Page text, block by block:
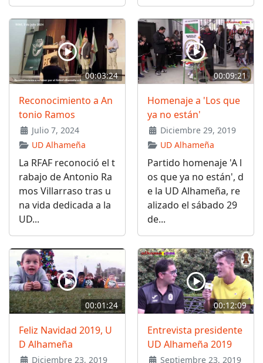
00:03:24
Reconocimiento a An
tonio Ramos
Julio 7, 2024
UD Alhameña
La RFAF reconoció el t
rabajo de Antonio Ra
mos Villarraso tras u
na vida dedicada a la
UD...
00:09:21
Homenaje a 'Los que
ya no están'
Diciembre 29, 2019
UD Alhameña
Partido homenaje 'A l
os que ya no están', d
e la UD Alhameña, re
alizado el sábado 29
de...
00:01:24
Feliz Navidad 2019, U
D Alhameña
Diciembre 23, 2019
00:12:09
Entrevista presidente
UD Alhameña 2019
Septiembre 23, 2019